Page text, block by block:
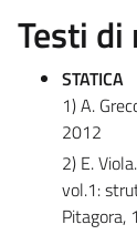
Testi
STATICA
1) A.
2012
2) E.
vol.1:
Pitagora,